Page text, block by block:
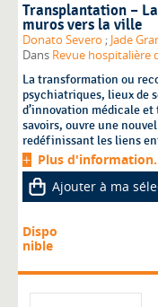
Transplantation –
muros vers la ville
Donato Severo ; Jade
Dans Revue hospitalière
La transformation ou
psychiatriques, lieux de
d’innovation médicale
savoirs, ouvre une
redéfinissant les liens
Plus
Ajouter à ma
Dispo
nible